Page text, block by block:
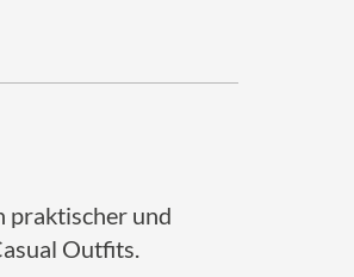
praktischer und
Outfits.